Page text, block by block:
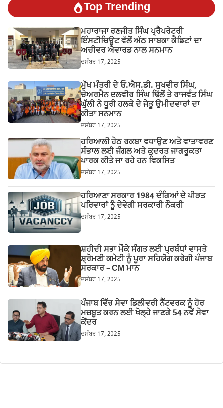
Top Trending
ਮਹਾਰਾਜਾ ਰਣਜੀਤ ਸਿੰਘ ਪ੍ਰੈਪਰੇਟਰੀ
ਇੰਸਟੀਚਿਊਟ ਵੱਲੋਂ ਅੱਠ ਸਾਬਕਾ ਕੈਡਿਟਾਂ ਦਾ
ਅਚੀਵਰ ਐਵਾਰਡ ਨਾਲ ਸਨਮਾਨ
ਦਸੰਬਰ 17, 2025
ਮੁੱਖ ਮੰਤਰੀ ਦੇ ਓ.ਐਸ.ਡੀ. ਸੁਖਵੀਰ ਸਿੰਘ,
ਚੇਅਰਮੈਨ ਦਲਵੀਰ ਸਿੰਘ ਢਿੱਲੋਂ ਤੇ ਰਾਜਵੰਤ ਸਿੰਘ
ਘੁੱਲੀ ਨੇ ਧੂਰੀ ਹਲਕੇ ਦੇ ਜੇਤੂ ਉਮੀਦਵਾਰਾਂ ਦਾ
ਕੀਤਾ ਸਨਮਾਨ
ਦਸੰਬਰ 17, 2025
ਹਰਿਆਲੀ ਹੇਠ ਰਕਬਾ ਵਧਾਉਣ ਅਤੇ ਵਾਤਾਵਰਣ
ਸੰਭਾਲ ਲਈ ਜੰਗਲ ਅਤੇ ਕੁਦਰਤ ਜਾਗਰੂਕਤਾ
ਪਾਰਕ ਕੀਤੇ ਜਾ ਰਹੇ ਹਨ ਵਿਕਸਿਤ
ਦਸੰਬਰ 17, 2025
ਹਰਿਆਣਾ ਸਰਕਾਰ 1984 ਦੰਗਿਆਂ ਦੇ ਪੀੜਤ
ਪਰਿਵਾਰਾਂ ਨੂੰ ਦੇਵੇਗੀ ਸਰਕਾਰੀ ਨੌਕਰੀ
ਦਸੰਬਰ 17, 2025
ਸ਼ਹੀਦੀ ਸਭਾ ਮੌਕੇ ਸੰਗਤ ਲਈ ਪ੍ਰਬੰਧਾਂ ਵਾਸਤੇ
ਸ਼੍ਰੋਮਣੀ ਕਮੇਟੀ ਨੂੰ ਪੂਰਾ ਸਹਿਯੋਗ ਕਰੇਗੀ ਪੰਜਾਬ
ਸਰਕਾਰ – CM ਮਾਨ
ਦਸੰਬਰ 17, 2025
ਪੰਜਾਬ ਵਿੱਚ ਸੇਵਾ ਡਿਲੀਵਰੀ ਨੈੱਟਵਰਕ ਨੂੰ ਹੋਰ
ਮਜ਼ਬੂਤ ਕਰਨ ਲਈ ਖੋਲ੍ਹੇ ਜਾਣਗੇ 54 ਨਵੇਂ ਸੇਵਾ
ਕੇਂਦਰ
ਦਸੰਬਰ 17, 2025